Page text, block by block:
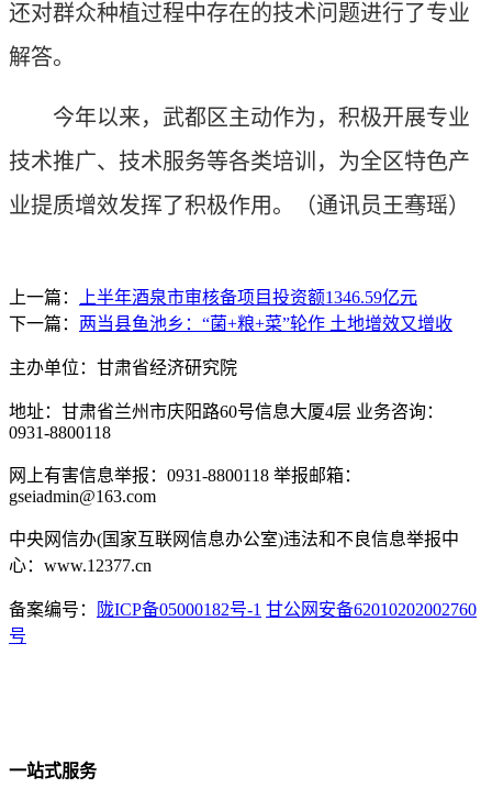
还对群众种植过程中存在的技术问题进行了专业
解答。
今年以来，武都区主动作为，积极开展专业
技术推广、技术服务等各类培训，为全区特色产
业提质增效发挥了积极作用。
（通讯员王骞瑶）
上一篇：
上半年酒泉市审核备项目投资额1346.59亿元
下一篇： 两当县鱼池乡：“菌+粮+菜”轮作 土地增效又增收
主办单位：甘肃省经济研究院
地址：甘肃省兰州市庆阳路60号信息大厦4层 业务咨询：
0931-8800118
网上有害信息举报：0931-8800118 举报邮箱：
gseiadmin@163.com
中央网信办(国家互联网信息办公室)违法和不良信息举报中
心：www.12377.cn
备案编号： 陇ICP备05000182号-1 甘公网安备62010202002760
号
一站式服务